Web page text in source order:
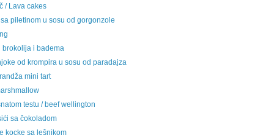
/ Lava cakes
piletinom u sosu od gorgonzole
brokolija i badema
od krompira u sosu od paradajza
mini tart
testu / beef wellington
sa čokoladom
kocke sa lešnikom